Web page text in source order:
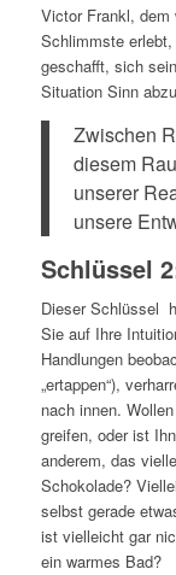
Victor Frankl, dem
Schlimmste
geschafft, sich
Situation Sinn
Zwischen
diesem
unserer
unsere
Schlüssel
Dieser Schlüssel
Sie auf Ihre
Handlungen
„ertappen“),
nach innen.
greifen, oder ist
anderem, das
Schokolade?
selbst gerade
ist vielleicht gar
ein warmes Bad?